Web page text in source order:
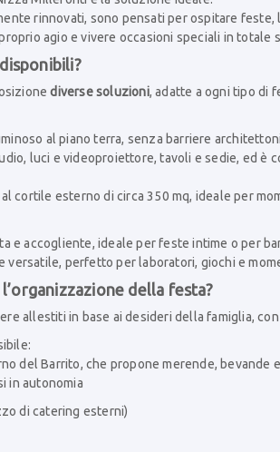
rinnovati, sono pensati per ospitare
agio e vivere occasioni speciali in totale
diverse soluzioni, adatte a ogni tipo di
al piano terra, senza barriere
luci e videoproiettore, tavoli e sedie, ed
cortile esterno di circa 350 mq, ideale per
e accogliente, ideale per feste intime o per
versatile, perfetto per laboratori, giochi e
della festa?
allestiti in base ai desideri della famiglia,
del Barrito, che propone merende, bevande
in autonomia
di catering esterni)